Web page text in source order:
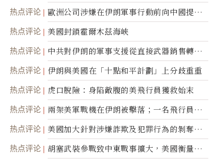
職責
热点评论
歐洲公司涉嫌在伊朗軍事行動前向中國提供
美軍基地的衛星影像
热点评论 美國封鎖霍爾木茲海峽
热点评论
中共對伊朗的軍事支援從直接武器銷售轉向
間接技術轉讓
热点评论 伊朗與美國在「十點和平計劃」上分歧重重
热点评论 虎口脫險：身陷敵腹的美飛行員獲救始末
热点评论
兩架美軍戰機在伊朗被擊落；一名飛行員失
蹤
热点评论
美國加大針對涉嫌詐欺及犯罪行為的剝奪公
民權力度
热点评论
胡塞武裝參戰致中東戰事擴大，美國衡量地